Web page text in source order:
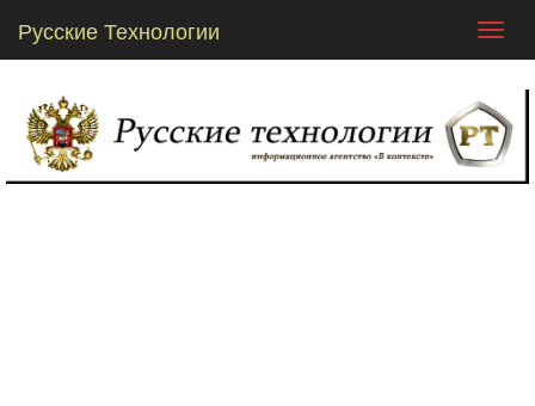
Русские Технологии